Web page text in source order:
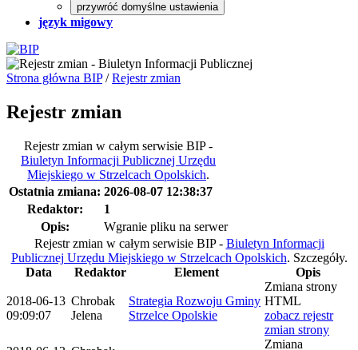
przywróć domyślne ustawienia
język migowy
Strona główna BIP/Rejestr zmian
Rejestr zmian
Rejestr zmian w całym serwisie BIP -
Biuletyn Informacji Publicznej Urzędu
Miejskiego w Strzelcach Opolskich.
Ostatnia zmiana: 2026-08-07 12:38:37
Redaktor:
1
Opis:
Wgranie pliku na serwer
Rejestr zmian w całym serwisie BIP - Biuletyn Informacji
Publicznej Urzędu Miejskiego w Strzelcach Opolskich. Szczegóły.
Data
Redaktor Element Opis
2018-06-13
09:09:07
Chrobak
Jelena
Strategia Rozwoju Gminy
Strzelce Opolskie
Zmiana strony
HTML
zobacz rejestr
zmian strony
Zmiana